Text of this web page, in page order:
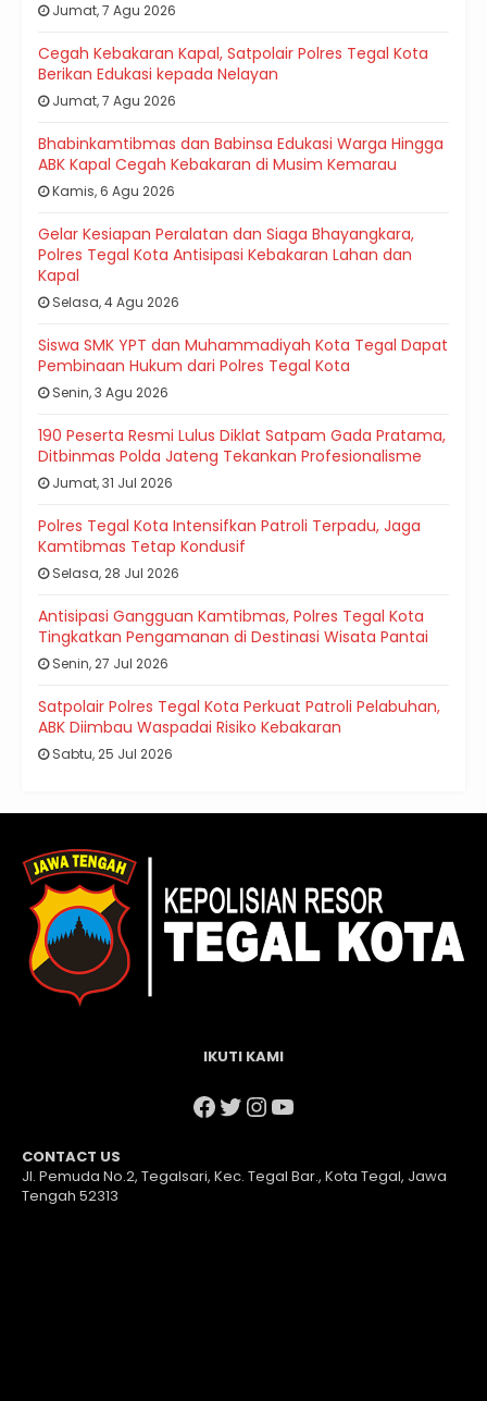
Jumat, 7 Agu 2026
Cegah Kebakaran Kapal, Satpolair Polres Tegal Kota
Berikan Edukasi kepada Nelayan
Jumat, 7 Agu 2026
Bhabinkamtibmas dan Babinsa Edukasi Warga Hingga
ABK Kapal Cegah Kebakaran di Musim Kemarau
Kamis, 6 Agu 2026
Gelar Kesiapan Peralatan dan Siaga Bhayangkara,
Polres Tegal Kota Antisipasi Kebakaran Lahan dan
Kapal
Selasa, 4 Agu 2026
Siswa SMK YPT dan Muhammadiyah Kota Tegal Dapat
Pembinaan Hukum dari Polres Tegal Kota
Senin, 3 Agu 2026
190 Peserta Resmi Lulus Diklat Satpam Gada Pratama,
Ditbinmas Polda Jateng Tekankan Profesionalisme
Jumat, 31 Jul 2026
Polres Tegal Kota Intensifkan Patroli Terpadu, Jaga
Kamtibmas Tetap Kondusif
Selasa, 28 Jul 2026
Antisipasi Gangguan Kamtibmas, Polres Tegal Kota
Tingkatkan Pengamanan di Destinasi Wisata Pantai
Senin, 27 Jul 2026
Satpolair Polres Tegal Kota Perkuat Patroli Pelabuhan,
ABK Diimbau Waspadai Risiko Kebakaran
Sabtu, 25 Jul 2026
IKUTI KAMI
Facebook
Twitter
Instagram
YouTube
CONTACT US
Jl. Pemuda No.2, Tegalsari, Kec. Tegal Bar., Kota Tegal, Jawa
Tengah 52313